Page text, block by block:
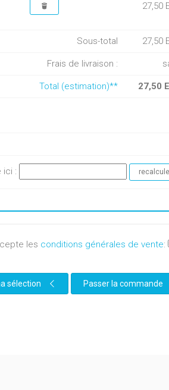
27,50
Sous-total 27,50
Frais de livraison :
Total (estimation)** 27,50
ici :
les conditions générales de vente:
sélection Passer la commande